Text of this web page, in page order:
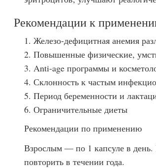
Рекомендации к
Железо-дефицитная анемия
Повышенные физические,
Anti-age программы и
Склонность к частым
Период беременности и
Ограничительные диеты
Рекомендации по применению
Взрослым — по 1 капсуле в день.
повторить в течении года.